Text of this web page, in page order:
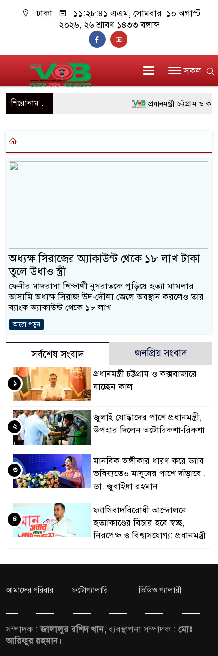
ঢাকা ১১:২৮:৪২ এএম, সোমবার, ১০ অগাস্ট
২০২৬, ২৬ শ্রাবণ ১৪৩৩ বঙ্গাব্দ
সকল
শিরোনাম : প্রধানমন্ত্রী চট্টগ্রাম ও
মাননীয় প্রধানমন্ত্রী,
উদ্ধার
মিরপুর মডেল থানার
মাদক কারবারি গ্রেফতার
থানা পুলিশ
যেকোনো সময় বেনজীরের
অধ্যক্ষ সিরাজের অ্যাকাউন্ট থেকে ১৮ লাখ টাকা
তুলে উধাও স্ত্রী
ফেনীর মাদরাসা শিক্ষার্থী নুসরাতকে পুড়িয়ে হত্যা মামলার
আসামি অধ্যক্ষ সিরাজ উদ-দৌলা জেলে অবস্থান করলেও তার
ব্যাংক অ্যাকাউন্ট থেকে ১৮ লাখ
আরো পড়ুন
সর্বশেষ সংবাদ জনপ্রিয় সংবাদ
প্রধানমন্ত্রী চট্টগ্রাম ও কক্সবাজারে
যাচ্ছেন কাল
১
জুলাই যোদ্ধাদের পাশে প্রধানমন্ত্রী,
উপহার দিলেন অটোরিকশা-রিকশা
২
মানবিক অঙ্গীকার ধারণ করে ড্যাব
ভবিষ্যতেও মানুষের পাশে দাঁড়াবে :
ডা. জুবাইদা রহমান
৩
ফ্যাসিবাদবিরোধী আন্দোলনে
হত্যাকাণ্ডের বিচার হবে স্বচ্ছ,
নিরপেক্ষ ও বিশ্বাসযোগ্য: প্রধানমন্ত্রী
৪
সিল-স্বাক্ষর জালিয়াতি চক্রের পাঁচ
জুলাই আন্দোলন সফল হয়েছে :
৬
আমাদের পরিবার ফটোগ্যালারি ভিডিও গ্যালারী
সম্পাদক :জালালুর রশিদ খান,ব্যবস্থাপনা সম্পাদক : মোঃ
আরিফুর রহমান।